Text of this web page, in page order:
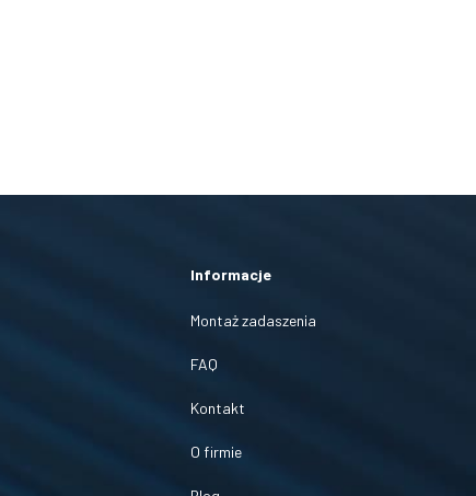
Informacje
Montaż zadaszenia
FAQ
Kontakt
O firmie